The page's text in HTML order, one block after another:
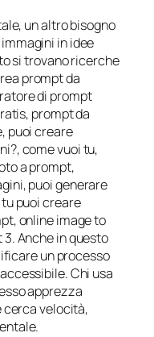
un altro bisogno
in idee
si trovano ricerche
prompt da
di prompt
prompt da
puoi creare
come vuoi tu,
a prompt,
puoi generare
puoi creare
online image to
Anche in questo
un processo
Chi usa
apprezza
cerca velocità,